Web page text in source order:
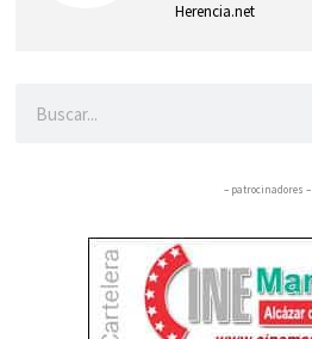
Herencia.net
– patrocinadores –